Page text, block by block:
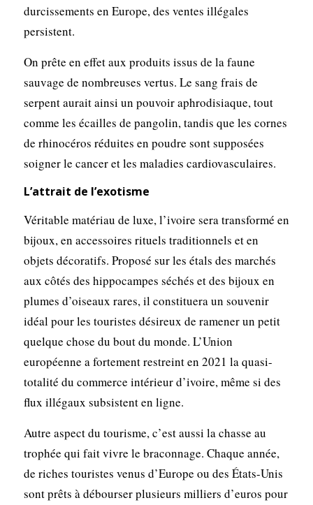
durcissements en Europe, des ventes illégales
persistent.
On prête en effet aux produits issus de la faune
sauvage de nombreuses vertus. Le sang frais de
serpent aurait ainsi un pouvoir aphrodisiaque, tout
comme les écailles de pangolin, tandis que les cornes
de rhinocéros réduites en poudre sont supposées
soigner le cancer et les maladies cardiovasculaires.
L’attrait de l’exotisme
Véritable matériau de luxe, l’ivoire sera transformé en
bijoux, en accessoires rituels traditionnels et en
objets décoratifs. Proposé sur les étals des marchés
aux côtés des hippocampes séchés et des bijoux en
plumes d’oiseaux rares, il constituera un souvenir
idéal pour les touristes désireux de ramener un petit
quelque chose du bout du monde. L’Union
européenne a fortement restreint en 2021 la quasi-
totalité du commerce intérieur d’ivoire, même si des
flux illégaux subsistent en ligne.
Autre aspect du tourisme, c’est aussi la chasse au
trophée qui fait vivre le braconnage. Chaque année,
de riches touristes venus d’Europe ou des États-Unis
sont prêts à débourser plusieurs milliers d’euros pour